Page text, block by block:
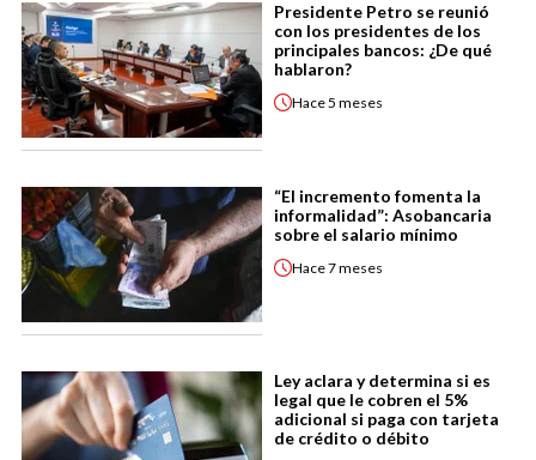
Presidente Petro se reunió
con los presidentes de los
principales bancos: ¿De qué
hablaron?
Hace5 meses
“El incremento fomenta la
informalidad”: Asobancaria
sobre el salario mínimo
Hace7 meses
Ley aclara y determina si es
legal que le cobren el 5%
adicional si paga con tarjeta
de crédito o débito